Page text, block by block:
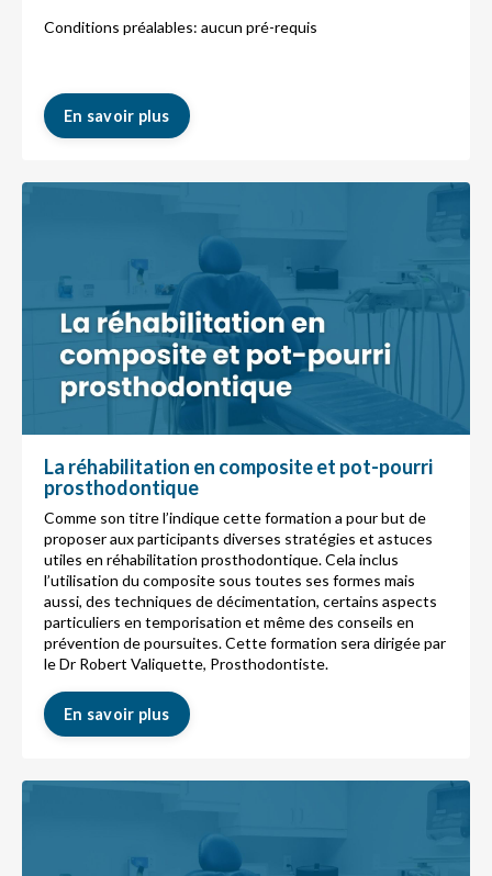
Conditions préalables: aucun pré-requis
En savoir plus
La réhabilitation en composite et pot-pourri
prosthodontique
Comme son titre l’indique cette formation a pour but de
proposer aux participants diverses stratégies et astuces
utiles en réhabilitation prosthodontique. Cela inclus
l’utilisation du composite sous toutes ses formes mais
aussi, des techniques de décimentation, certains aspects
particuliers en temporisation et même des conseils en
prévention de poursuites. Cette formation sera dirigée par
le Dr Robert Valiquette, Prosthodontiste.
En savoir plus